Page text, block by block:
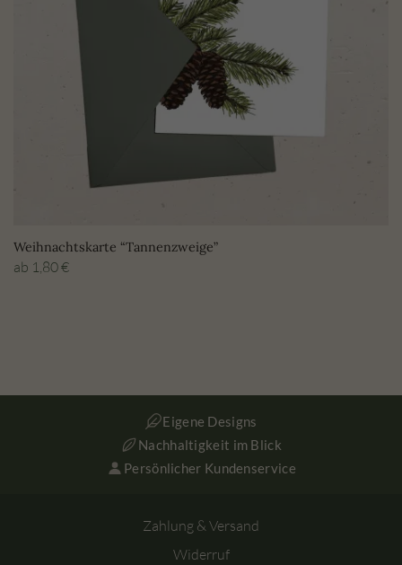
Weihnachtskarte “Tannenzweige”
ab 1,80€
Eigene Designs
Nachhaltigkeit im Blick
Persönlicher Kundenservice
Zahlung & Versand
Widerruf